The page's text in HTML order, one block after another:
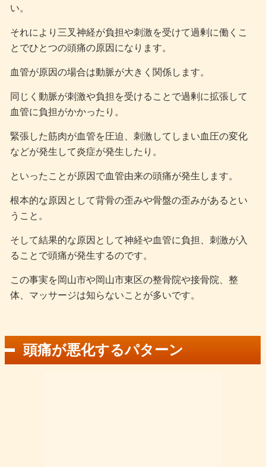
い。
それにより三叉神経が負担や刺激を受けて過剰に働くこ
とでひとつの頭痛の原因になります。
血管が原因の場合は動脈が大きく関係します。
同じく動脈が刺激や負担を受けることで過剰に拡張して
血管に負担がかかったり。
緊張した筋肉が血管を圧迫、刺激してしまい血圧の変化
などが発生して炎症が発生したり。
といったことが原因で血管由来の頭痛が発生します。
根本的な原因として背骨の歪みや骨盤の歪みがあるとい
うこと。
そして結果的な原因として神経や血管に負担、刺激が入
ることで頭痛が発生するのです。
この事実を岡山市や岡山市東区の整骨院や接骨院、整
体、マッサージは知らないことが多いです。
頭痛が悪化するパターン